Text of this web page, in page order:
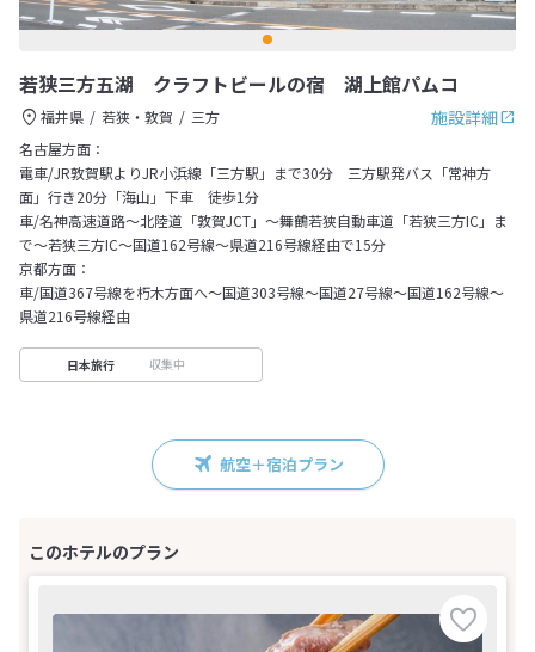
若狭三方五湖 クラフトビールの宿 湖上館パムコ
施設詳細
福井県 若狭・敦賀
三方
名古屋方面：
電車/JR敦賀駅よりJR小浜線「三方駅」まで30分 三方駅発バス「常神方
面」行き20分「海山」下車 徒歩1分
車/名神高速道路～北陸道「敦賀JCT」～舞鶴若狭自動車道「若狭三方IC」ま
で～若狭三方IC～国道162号線～県道216号線経由で15分
京都方面：
車/国道367号線を朽木方面へ～国道303号線～国道27号線～国道162号線～
県道216号線経由
日本旅行 収集中
航空＋宿泊プラン